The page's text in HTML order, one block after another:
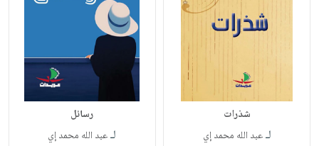
شذرات
لـعبد الله محمد إي
رسائل
لـعبد الله محمد إي